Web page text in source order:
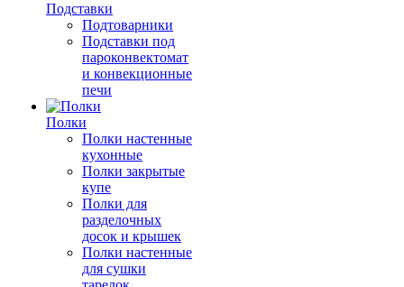
Подставки
Подтоварники
Подставки под
пароконвектомат
и конвекционные
печи
Полки
Полки настенные
кухонные
Полки закрытые
купе
Полки для
разделочных
досок и крышек
Полки настенные
для сушки